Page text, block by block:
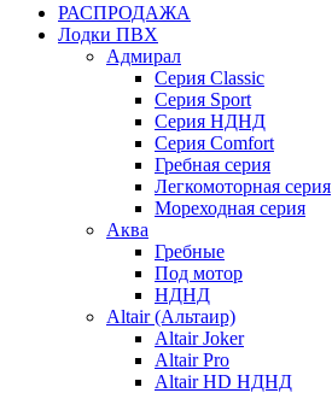
РАСПРОДАЖА
Лодки ПВХ
Адмирал
Серия Classic
Серия Sport
Серия НДНД
Серия Comfort
Гребная серия
Легкомоторная серия
Мореходная серия
Аква
Гребные
Под мотор
НДНД
Altair (Альтаир)
Altair Joker
Altair Pro
Altair HD НДНД